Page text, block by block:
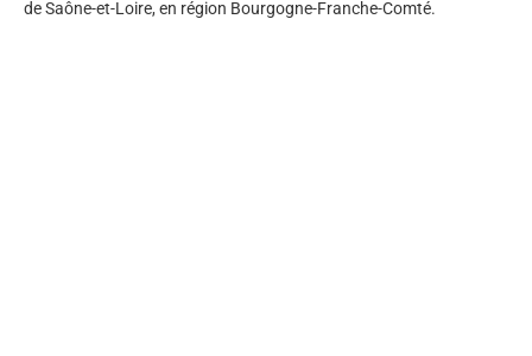
de Saône-et-Loire, en région Bourgogne-Franche-Comté.